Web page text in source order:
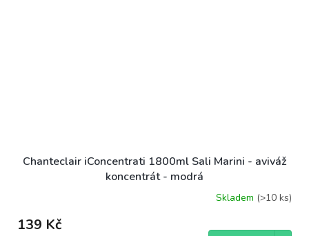
Chanteclair iConcentrati 1800ml Sali Marini - aviváž
koncentrát - modrá
Skladem (>10 ks)
139 Kč